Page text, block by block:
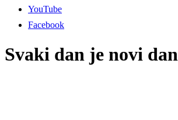
YouTube
Facebook
Svaki dan je novi dan